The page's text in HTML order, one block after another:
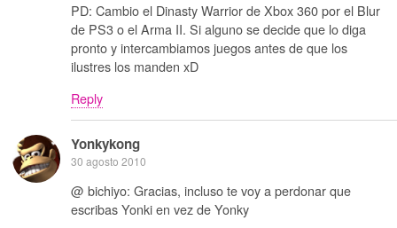
PD: Cambio el Dinasty Warrior de Xbox 360 por el Blur
de PS3 o el Arma II. Si alguno se decide que lo diga
pronto y intercambiamos juegos antes de que los
ilustres los manden xD
Reply
Yonkykong
30 agosto 2010
@ bichiyo: Gracias, incluso te voy a perdonar que
escribas Yonki en vez de Yonky